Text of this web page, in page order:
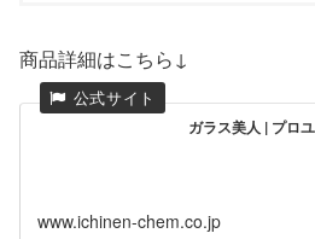
商品詳細はこちら↓
ガラス美人 | プロ
www.ichinen-chem.co.jp